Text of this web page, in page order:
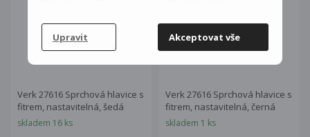
Upravit Akceptovat vše
Verk 27616 Sprchová hlavice s
fitrem, nastavitelná, šedá
skladem 16 ks
Verk 27616 Sprchová hlavice s
fitrem, nastavitelná, černá
skladem 1 ks